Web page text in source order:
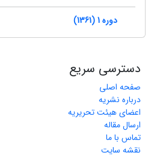
دوره 1 (1361)
دسترسی سریع
صفحه اصلی
درباره نشریه
اعضای هیئت تحریریه
ارسال مقاله
تماس با ما
نقشه سایت